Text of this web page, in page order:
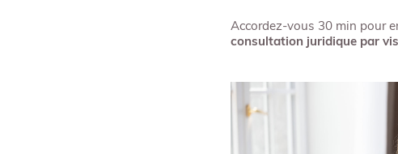
Accordez-vous 30 min pour
consultation juridique par